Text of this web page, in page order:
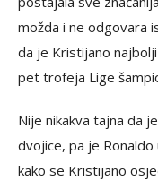
možda i ne odgovara
da je Kristijano
pet trofeja Lige
Nije nikakva tajna da
dvojice, pa je
kako se Kristijano